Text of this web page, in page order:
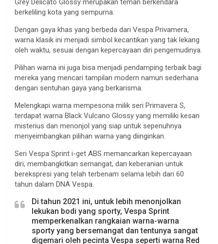
Grey Delicato Glossy merupakan teman berkendara
berkeliling kota yang sempurna.
Dengan gaya khas yang berbeda dari Vespa Privamera,
warna klasik ini menjadi simbol kecantikan yang tak lekang
oleh waktu, sesuai dengan kepercayaan diri pengemudinya.
Pilihan warna ini juga bisa menjadi pendamping terbaik bagi
mereka yang mencari tampilan modern namun sederhana
dengan sentuhan gaya yang berkarisma.
Melengkapi warna mempesona milik seri Primavera S,
terdapat warna Black Vulcano Glossy yang memiliki kesan
misterius dan menonjol yang siap untuk sepenuhnya
menyeimbangkan pilihan warna yang diinginkan.
Seri Vespa Sprint i-get ABS memancarkan kepercayaan
diri, membangkitkan semangat, dan keberanian untuk
berekspresi yang telah terbenam selama lebih dari 60
tahun dalam DNA Vespa.
Di tahun 2021 ini, untuk lebih menonjolkan
lekukan bodi yang sporty, Vespa Sprint
memperkenalkan rangkaian warna-warna
sporty yang bersemangat dan tentunya sangat
digemari oleh pecinta Vespa seperti warna Red